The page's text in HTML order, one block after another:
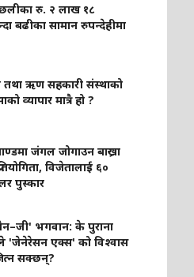
रु. २ लाख १८
बढीका सामान रुपन्देहीमा
ऋण सहकारी संस्थाको
व्यापार मात्रै हो ?
जंगल जोगाउन बाख्रा
विजेतालाई ६०
पुस्कार
भगवान: के पुराना
'जेनेरेसन एक्स' को विश्वास
सक्छन्?